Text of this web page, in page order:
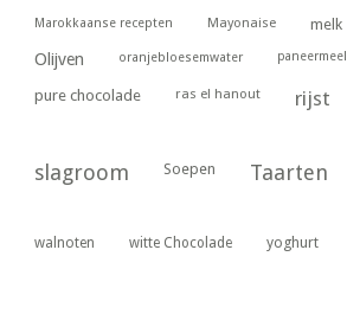
Marokkaanse recepten Mayonaise melk
Olijven oranjebloesemwater paneermeel
pure chocolade ras el hanout rijst
slagroom Soepen Taarten
walnoten witte Chocolade yoghurt